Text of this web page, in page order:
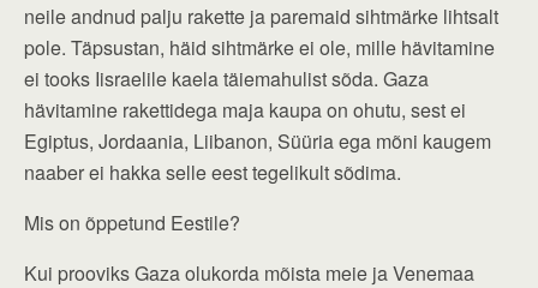
neile andnud palju rakette ja paremaid sihtmärke lihtsalt
pole. Täpsustan, häid sihtmärke ei ole, mille hävitamine
ei tooks Iisraelile kaela täiemahulist sõda. Gaza
hävitamine rakettidega maja kaupa on ohutu, sest ei
Egiptus, Jordaania, Liibanon, Süüria ega mõni kaugem
naaber ei hakka selle eest tegelikult sõdima.
Mis on õppetund Eestile?
Kui prooviks Gaza olukorda mõista meie ja Venemaa